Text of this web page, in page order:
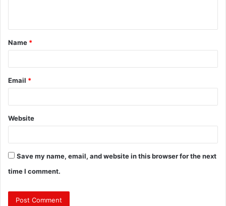
t
*
Name *
Email *
Website
Save my name, email, and website in this browser for the next
time I comment.